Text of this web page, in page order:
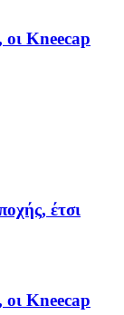
Kneecap
έτσι
Kneecap